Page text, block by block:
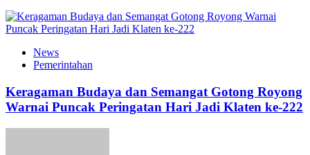
News
Pemerintahan
Keragaman Budaya dan Semangat Gotong Royong
Warnai Puncak Peringatan Hari Jadi Klaten ke-222